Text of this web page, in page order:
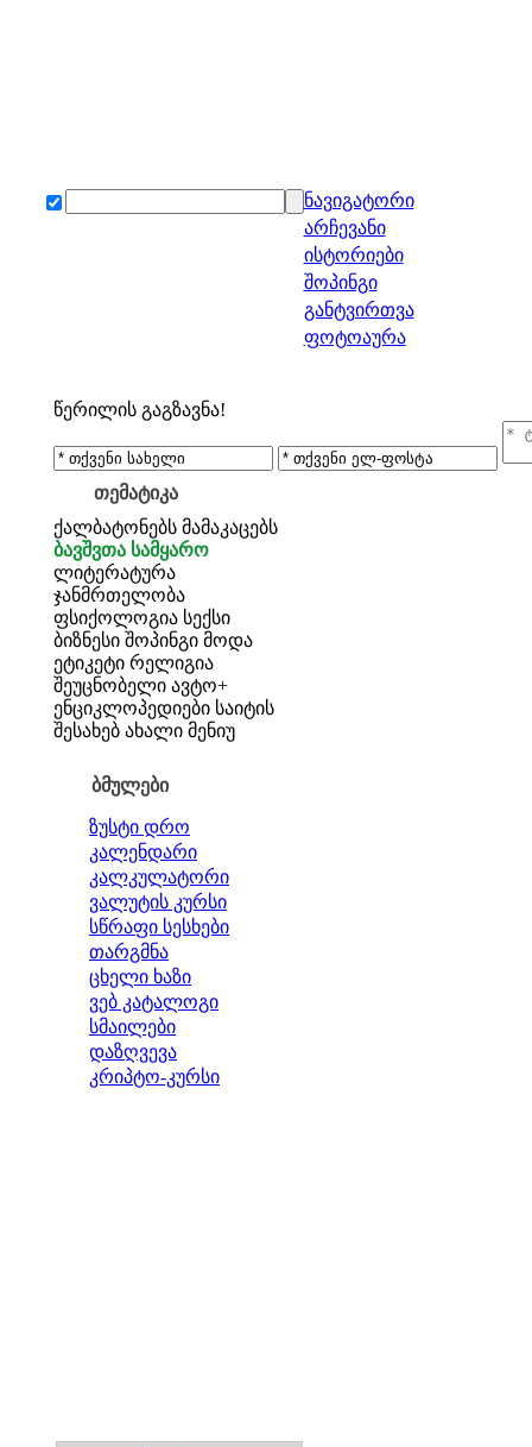
ნავიგატორი
არჩევანი
ისტორიები
შოპინგი
განტვირთვა
ფოტოაურა
წერილის გაგზავნა!
თემატიკა
ქალბატონებს მამაკაცებს
ბავშვთა სამყარო
ლიტერატურა
ჯანმრთელობა
ფსიქოლოგია სექსი
ბიზნესი შოპინგი მოდა
ეტიკეტი რელიგია
შეუცნობელი ავტო+
ენციკლოპედიები საიტის
შესახებ ახალი მენიუ
ბმულები
ზუსტი დრო
კალენდარი
კალკულატორი
ვალუტის კურსი
სწრაფი სესხები
თარგმნა
ცხელი ხაზი
ვებ კატალოგი
სმაილები
დაზღვევა
კრიპტო-კურსი